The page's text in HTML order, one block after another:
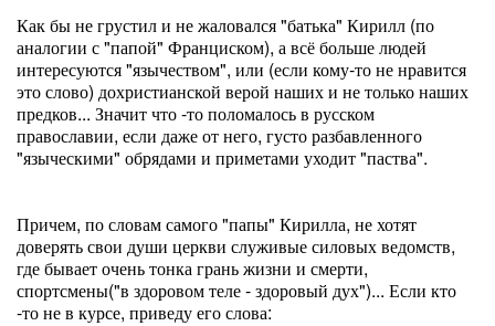
Как бы не грустил и не жаловался "батька" Кирилл (по
аналогии с "папой" Франциском), а всё больше людей
интересуются "язычеством", или (если кому-то не нравится
это слово) дохристианской верой наших и не только наших
предков... Значит что -то поломалось в русском
православии, если даже от него, густо разбавленного
"языческими" обрядами и приметами уходит "паства".
Причем, по словам самого "папы" Кирилла, не хотят
доверять свои души церкви служивые силовых ведомств,
где бывает очень тонка грань жизни и смерти,
спортсмены("в здоровом теле - здоровый дух")... Если кто
-то не в курсе, приведу его слова: